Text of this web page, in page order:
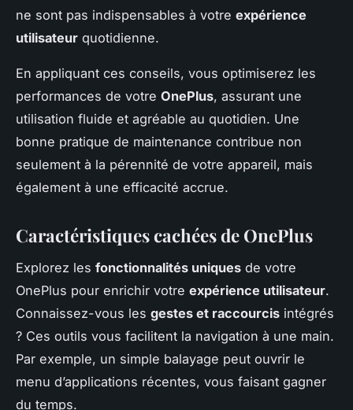
ne sont pas indispensables à votre expérience
utilisateur quotidienne.
En appliquant ces conseils, vous optimiserez les
performances de votre OnePlus, assurant une
utilisation fluide et agréable au quotidien. Une
bonne pratique de maintenance contribue non
seulement à la pérennité de votre appareil, mais
également à une efficacité accrue.
Caractéristiques cachées de OnePlus
Explorez les fonctionnalités uniques de votre
OnePlus pour enrichir votre expérience utilisateur.
Connaissez-vous les gestes et raccourcis intégrés
? Ces outils vous facilitent la navigation à une main.
Par exemple, un simple balayage peut ouvrir le
menu d’applications récentes, vous faisant gagner
du temps.